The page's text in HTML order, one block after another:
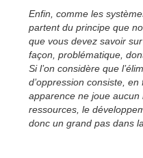
Enfin, comme les
partent du principe que
que vous devez savoir
façon, problématique,
Si l’on considère que
d’oppression consiste,
apparence ne joue
ressources, le
donc un grand pas dans